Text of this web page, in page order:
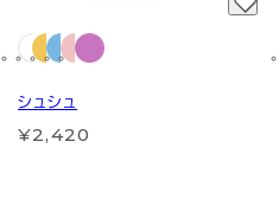
シュシュ
¥2,420